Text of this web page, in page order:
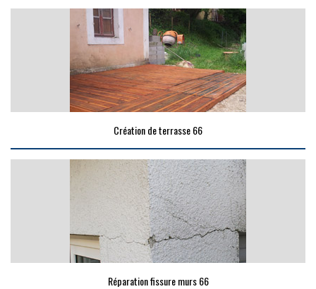
Création de terrasse 66
Réparation fissure murs 66